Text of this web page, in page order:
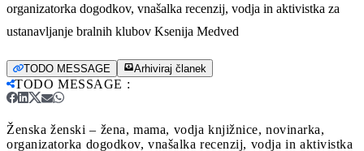
organizatorka dogodkov, vnašalka recenzij, vodja in aktivistka za
ustanavljanje bralnih klubov Ksenija Medved
TODO MESSAGE Arhiviraj članek
TODO MESSAGE :
Ženska ženski – žena, mama, vodja knjižnice, novinarka,
organizatorka dogodkov, vnašalka recenzij, vodja in aktivistka